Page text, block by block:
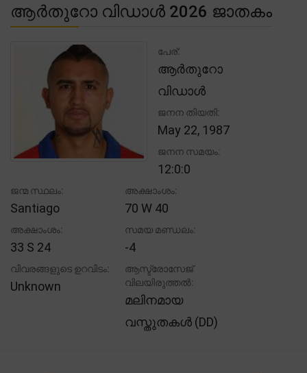
ആർതുറോ വിഡാൾ 2026 ജാതകം
പേര്:
ആർതുറോ
വിഡാൾ
ജനന തിയതി:
May 22, 1987
ജനന സമയം:
12:0:0
ജന്മ സ്ഥലം:
Santiago
അക്ഷാംശം:
70 W 40
അക്ഷാംശം:
33 S 24
സമയ മണ്ഡലം:
-4
വിവരങ്ങളുടെ ഉറവിടം:
Unknown
ആസ്ട്രോസേജ്
വിലയിരുത്തൽ:
മലിനമായ
വസ്തുതകൾ (DD)